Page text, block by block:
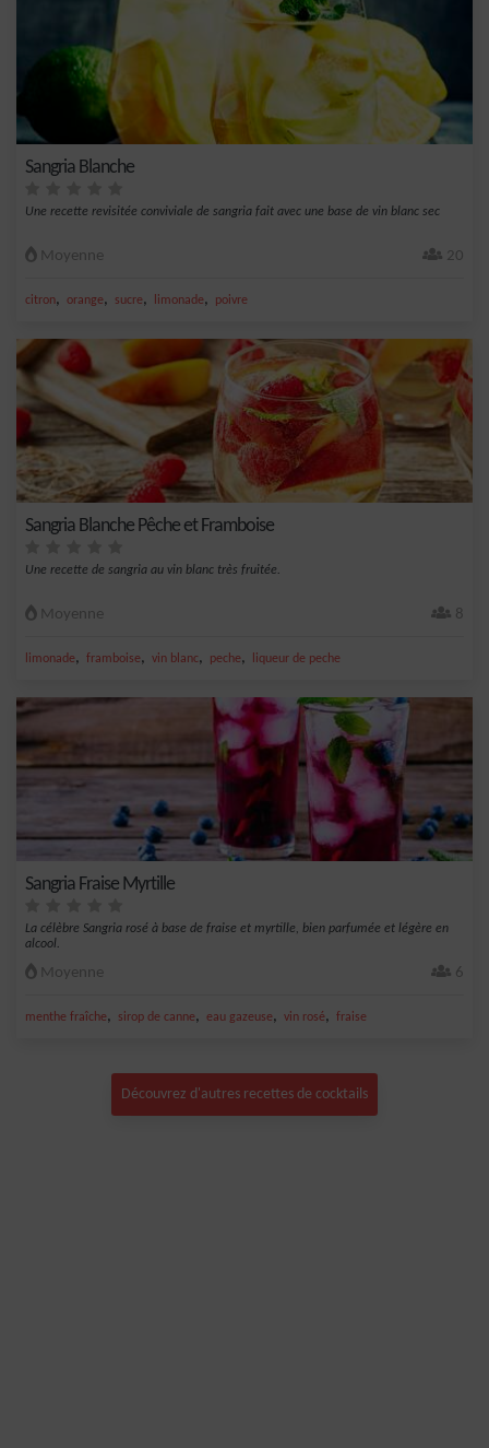
Sangria Blanche
Une recette revisitée conviviale de sangria fait avec une base de vin blanc sec
Moyenne 20
citron, orange, sucre, limonade, poivre
Sangria Blanche Pêche et Framboise
Une recette de sangria au vin blanc très fruitée.
Moyenne 8
limonade, framboise, vin blanc, peche, liqueur de peche
Sangria Fraise Myrtille
La célèbre Sangria rosé à base de fraise et myrtille, bien parfumée et légère en
alcool.
Moyenne 6
menthe fraîche, sirop de canne, eau gazeuse, vin rosé, fraise
Découvrez d'autres recettes de cocktails